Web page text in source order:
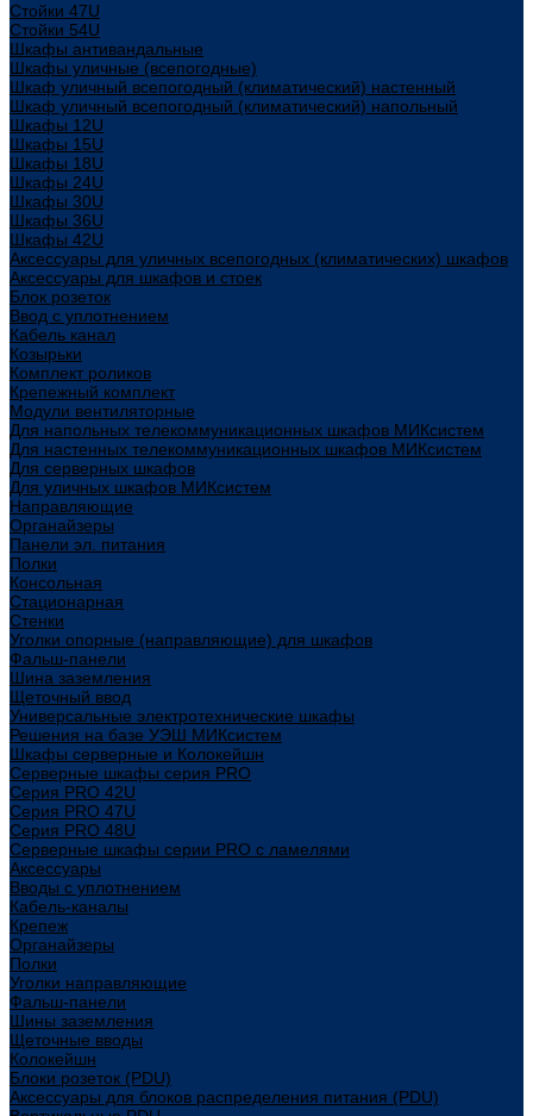
Стойки 47U
Стойки 54U
Шкафы антивандальные
Шкафы уличные (всепогодные)
Шкаф уличный всепогодный (климатический) настенный
Шкаф уличный всепогодный (климатический) напольный
Шкафы 12U
Шкафы 15U
Шкафы 18U
Шкафы 24U
Шкафы 30U
Шкафы 36U
Шкафы 42U
Аксессуары для уличных всепогодных (климатических) шкафов
Аксессуары для шкафов и стоек
Блок розеток
Ввод с уплотнением
Кабель канал
Козырьки
Комплект роликов
Крепежный комплект
Модули вентиляторные
Для напольных телекоммуникационных шкафов МИКсистем
Для настенных телекоммуникационных шкафов МИКсистем
Для серверных шкафов
Для уличных шкафов МИКсистем
Направляющие
Органайзеры
Панели эл. питания
Полки
Консольная
Стационарная
Стенки
Уголки опорные (направляющие) для шкафов
Фальш-панели
Шина заземления
Щеточный ввод
Универсальные электротехнические шкафы
Решения на базе УЭШ МИКсистем
Шкафы серверные и Колокейшн
Серверные шкафы серия PRO
Серия PRO 42U
Серия PRO 47U
Серия PRO 48U
Серверные шкафы серии PRO с ламелями
Аксессуары
Вводы с уплотнением
Кабель-каналы
Крепеж
Органайзеры
Полки
Уголки направляющие
Фальш-панели
Шины заземления
Щеточные вводы
Колокейшн
Блоки розеток (PDU)
Аксессуары для блоков распределения питания (PDU)